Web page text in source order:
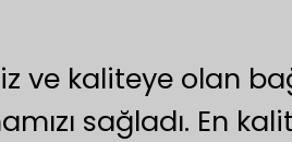
kaliteye olan
sağladı. En